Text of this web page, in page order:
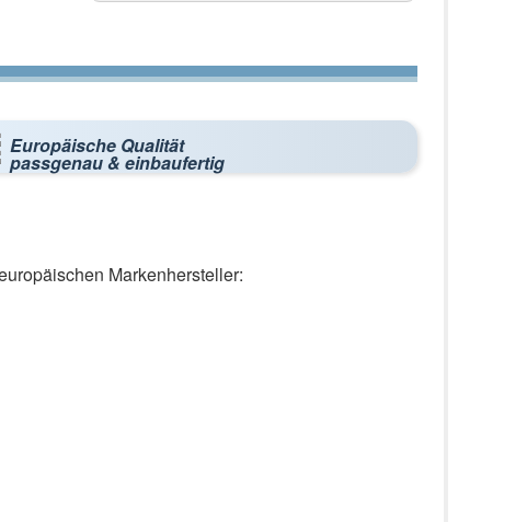
Europäische Qualität
passgenau & einbaufertig
Markenhersteller: